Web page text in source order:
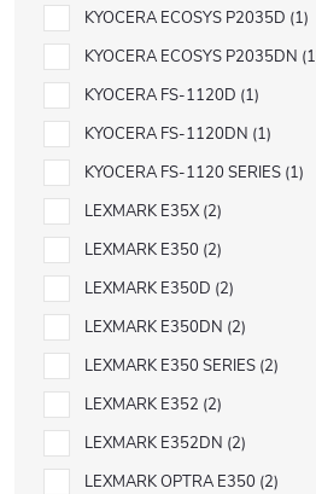
KYOCERA ECOSYS P2035D 1
KYOCERA ECOSYS P2035DN 1
KYOCERA FS-1120D 1
KYOCERA FS-1120DN 1
KYOCERA FS-1120 SERIES 1
LEXMARK E35X 2
LEXMARK E350 2
LEXMARK E350D 2
LEXMARK E350DN 2
LEXMARK E350 SERIES 2
LEXMARK E352 2
LEXMARK E352DN 2
LEXMARK OPTRA E350 2